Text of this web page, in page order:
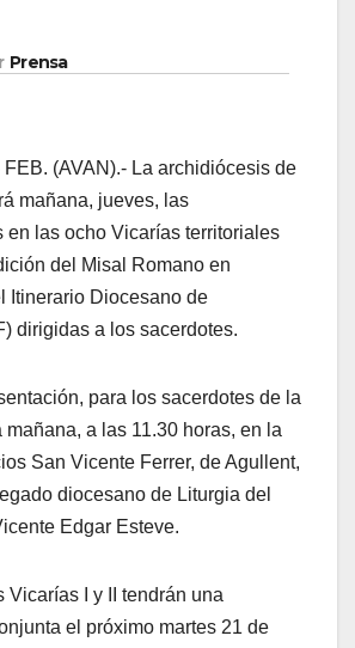
Prensa
(AVAN).- La archidiócesis de
mañana, jueves, las
en las ocho Vicarías territoriales
del Misal Romano en
Itinerario Diocesano de
dirigidas a los sacerdotes.
para los sacerdotes de la
mañana, a las 11.30 horas, en la
San Vicente Ferrer, de Agullent,
diocesano de Liturgia del
Edgar Esteve.
Vicarías I y II tendrán una
el próximo martes 21 de